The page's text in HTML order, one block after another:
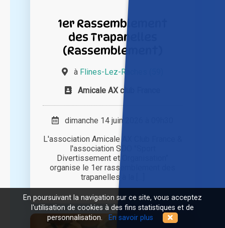
1er Rassemblement
des Trapanelles
(Rassemblement)
à Flines-Lez-Raches (59)
Amicale AX club France
dimanche 14 juin 2026 à 09h30
L'association Amicale AX Club France &
l'association SDO "Sport
Divertissement et Organisation"
organise le 1er rassemblement des
trapanelles à la [...]
En poursuivant la navigation sur ce site, vous acceptez
l'utilisation de cookies à des fins statistiques et de
personnalisation.
En savoir plus